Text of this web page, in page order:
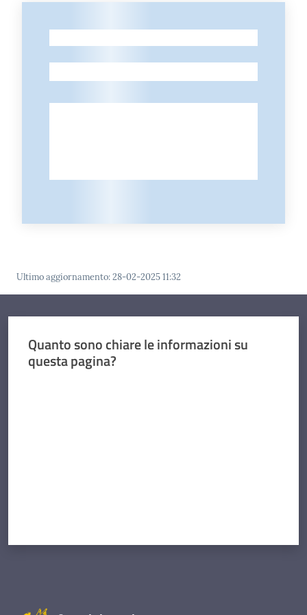
-
Ultimo aggiornamento:28-02-2025 11:32
Quanto sono chiare le informazioni su
questa pagina?